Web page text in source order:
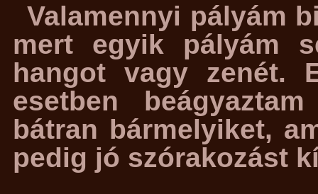
Valamennyi pályám
mert egyik pályám
hangot vagy zenét.
esetben
bátran bármelyiket,
pedig jó szórakozást